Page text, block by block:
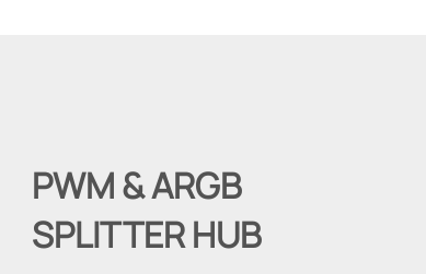
PWM & ARGB
SPLITTER HUB